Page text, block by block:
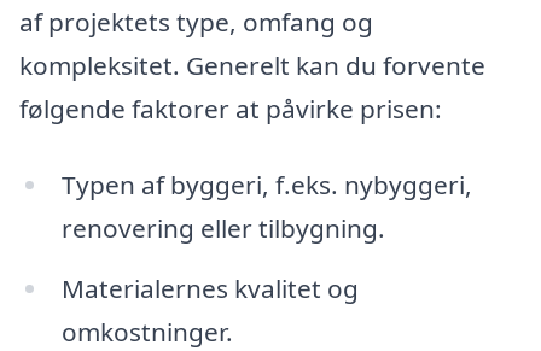
af projektets type, omfang og
kompleksitet. Generelt kan du forvente
følgende faktorer at påvirke prisen:
Typen af byggeri, f.eks. nybyggeri,
renovering eller tilbygning.
Materialernes kvalitet og
omkostninger.